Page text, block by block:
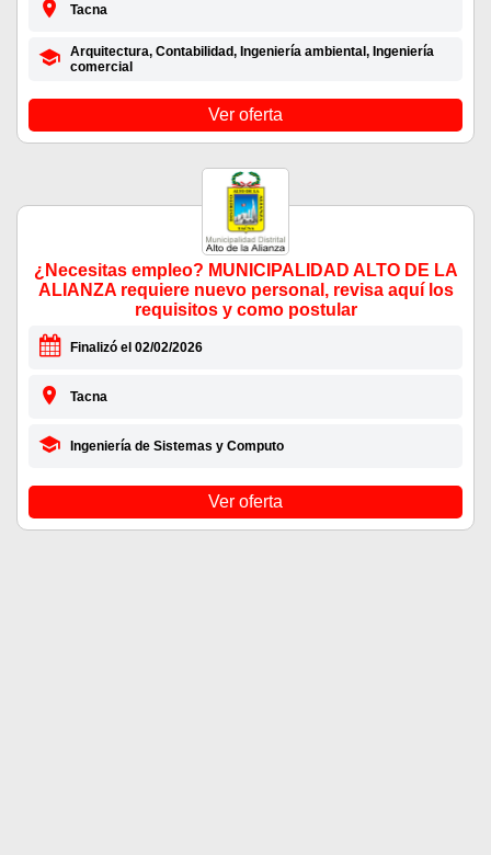
Tacna
Arquitectura, Contabilidad, Ingeniería ambiental, Ingeniería
comercial
Ver oferta
¿Necesitas empleo? MUNICIPALIDAD ALTO DE LA
ALIANZA requiere nuevo personal, revisa aquí los
requisitos y como postular
Finalizó el 02/02/2026
Tacna
Ingeniería de Sistemas y Computo
Ver oferta